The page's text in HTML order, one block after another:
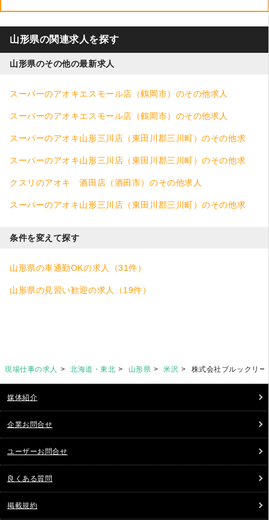
山形県の関連求人を探す
山形県のその他の最新求人
スーパーのアオキエスモール店（鶴岡市）のその他求人
スーパーのアオキエスモール店（鶴岡市）のその他求人
スーパーのアオキ山形三川店（東田川郡三川町）のその他求
人
スーパーのアオキ山形三川店（東田川郡三川町）のその他求
人
クスリのアオキ 酒田店（酒田市）のその他求人
スーパーのアオキ山形三川店（東田川郡三川町）のその他求
条件を変えて探す
山形県の車通勤OKの求人（31件）
山形県の見習い歓迎の求人（19件）
現場仕事の求人 北海道・東北 山形県 米沢 株式会社ブルックリー
媒体紹介
企業お問合せ
ユーザーお問合せ
良くある質問
掲載規約